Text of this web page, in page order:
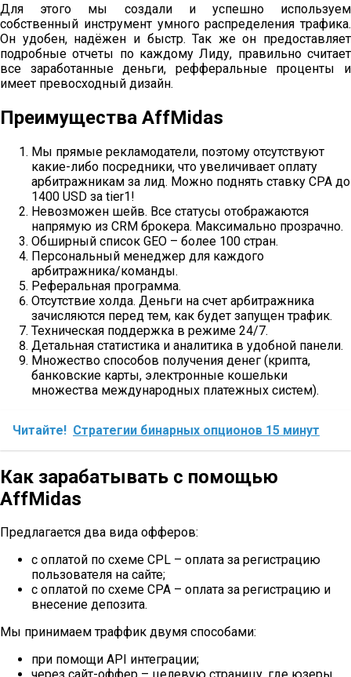
Для этого мы создали и успешно используем
собственный инструмент умного распределения трафика.
Он удобен, надёжен и быстр. Так же он предоставляет
подробные отчеты по каждому Лиду, правильно считает
все заработанные деньги, рефферальные проценты и
имеет превосходный дизайн.
Преимущества AffMidas
Мы прямые рекламодатели, поэтому отсутствуют
какие-либо посредники, что увеличивает оплату
арбитражникам за лид. Можно поднять ставку СРА до
1400 USD за tier1!
Невозможен шейв. Все статусы отображаются
напрямую из CRM брокера. Максимально прозрачно.
Обширный список GEO – более 100 стран.
Персональный менеджер для каждого
арбитражника/команды.
Реферальная программа.
Отсутствие холда. Деньги на счет арбитражника
зачисляются перед тем, как будет запущен трафик.
Техническая поддержка в режиме 24/7.
Детальная статистика и аналитика в удобной панели.
Множество способов получения денег (крипта,
банковские карты, электронные кошельки
множества международных платежных систем).
Читайте! Стратегии бинарных опционов 15 минут
Как зарабатывать с помощью
AffMidas
Предлагается два вида офферов:
с оплатой по схеме CPL – оплата за регистрацию
пользователя на сайте;
с оплатой по схеме CPA – оплата за регистрацию и
внесение депозита.
Мы принимаем траффик двумя способами:
при помощи API интеграции;